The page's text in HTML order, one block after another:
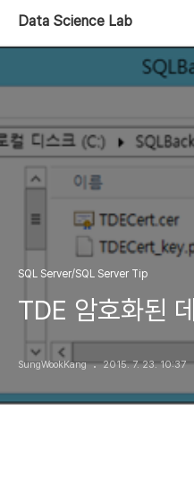
Data Science Lab
SQL Server/SQL Server Tip
TDE 암호화된
SungWookKang 2015. 7. 23. 10:37